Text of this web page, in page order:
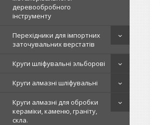
деревообробного
інструменту
Перехідники для імпортних
заточувальних верстатів
Круги шліфувальні эльборові
Круги алмазні шліфувальні
Круги алмазні для обробки
кераміки, каменю, граніту,
скла.